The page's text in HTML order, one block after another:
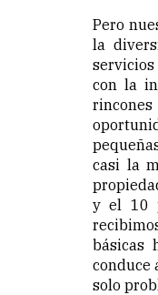
Pero
la
con la
casi la
y el 10
básicas
conduce
solo